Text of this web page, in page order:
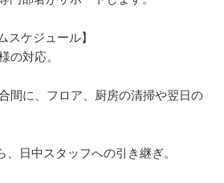
スケジュール】
の対応。
間に、フロア、厨房の清掃や翌日の
、日中スタッフへの引き継ぎ。